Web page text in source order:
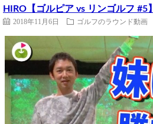
HIRO【ゴルピア vs リンゴルフ #5】
2018年11月6日 ゴルフのラウンド動画